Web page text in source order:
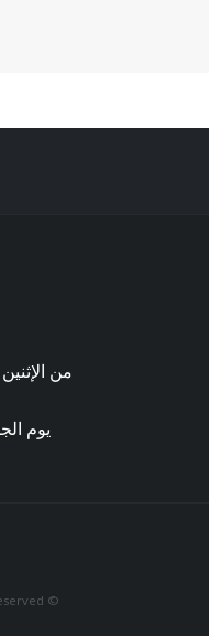
يوم الجمعة
© Copyright 2019. All Rights Reserved.